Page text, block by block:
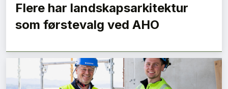
Flere har landskapsarkitektur
som førstevalg ved AHO